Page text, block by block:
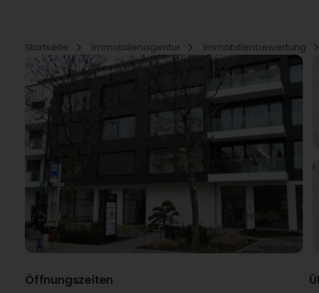
Startseite Immobilienagentur Immobilienbewertung
Öffnungszeiten